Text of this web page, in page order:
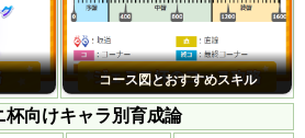
コース図とおすすめスキル
杯向けキャラ別育成論